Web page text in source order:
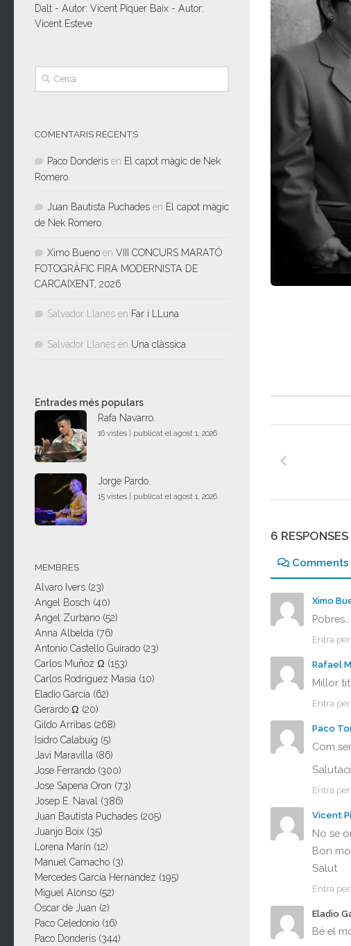
6 RESPONSES
Comments
Ximo
Pobres…
Entra
Rafael
Millor
Entra
Paco
Com
Entra
Vicent
No se
Bon
Salut
Entra
Eladio
Bé el
Dalt - Autor: Vicent Piquer Baix - Autor:
Vicent Esteve
COMENTARIS RECENTS
Paco Donderis en El capot màgic de Nek
Romero.
Juan Bautista Puchades en El capot màgic
de Nek Romero.
Ximo Bueno en VIII CONCURS MARATÓ
FOTOGRÀFIC FIRA MODERNISTA DE
CARCAIXENT, 2026
Salvador Llanes en Far i LLuna
Salvador Llanes en Una clàssica
Entrades més populars
Rafa Navarro.
16 vistes publicat el agost 1, 2026
Jorge Pardo.
15 vistes publicat el agost 1, 2026
MEMBRES
Alvaro Ivers (23)
Angel Bosch (40)
Angel Zurbano (52)
Anna Albelda (76)
Antonio Castello Guirado (23)
Carlos Muñoz Ω (153)
Carlos Rodriguez Masia (10)
Eladio García (62)
Gerardo Ω (20)
Gildo Arribas (268)
Isidro Calabuig (5)
Javi Maravilla (86)
Jose Ferrando (300)
Jose Sapena Oron (73)
Josep E. Naval (386)
Juan Bautista Puchades (205)
Juanjo Boix (35)
Lorena Marín (12)
Manuel Camacho (3)
Mercedes García Hernández (195)
Miguel Alonso (52)
Oscar de Juan (2)
Paco Celedonio (16)
Paco Donderis (344)